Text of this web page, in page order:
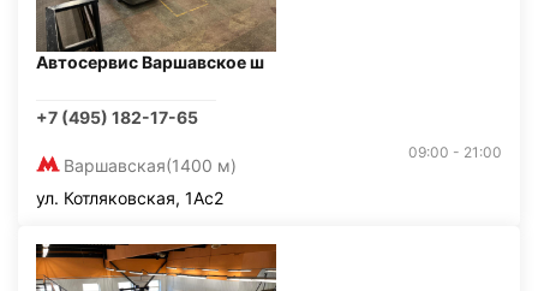
Автосервис Варшавское ш
+7 (495) 182-17-65
Варшавская(1400 м)
09:00 - 21:00
ул. Котляковская, 1Ас2